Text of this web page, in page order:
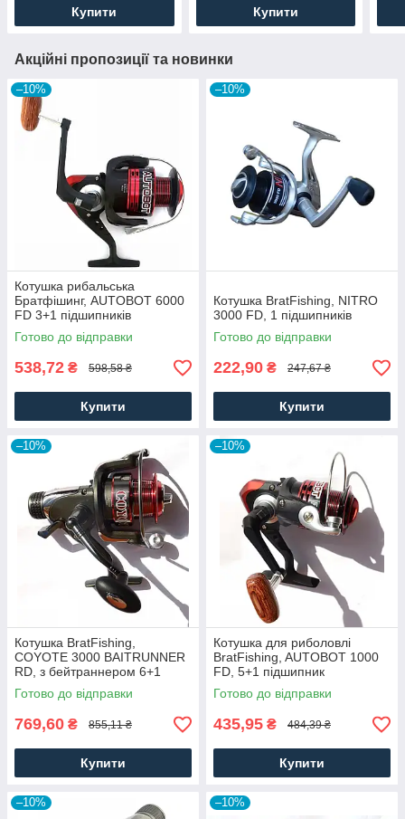
Купити Купити
Акційні пропозиції та новинки
–10%
Котушка рибальська
Братфішинг, AUTOBOT 6000
FD 3+1 підшипників
Готово до відправки
538,72 ₴ 598,58 ₴
Купити
–10%
Котушка BratFishing, NITRO
3000 FD, 1 підшипників
Готово до відправки
222,90 ₴ 247,67 ₴
Купити
–10%
Котушка BratFishing,
COYOTE 3000 BAITRUNNER
RD, з бейтраннером 6+1
підшипник
Готово до відправки
769,60 ₴ 855,11 ₴
Купити
–10%
Котушка для риболовлі
BratFishing, AUTOBOT 1000
FD, 5+1 підшипник
Готово до відправки
435,95 ₴ 484,39 ₴
Купити
–10% –10%